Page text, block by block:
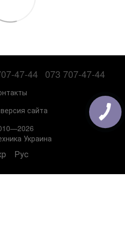
47-44 073 707-47-44
сайта
Украина
Рус